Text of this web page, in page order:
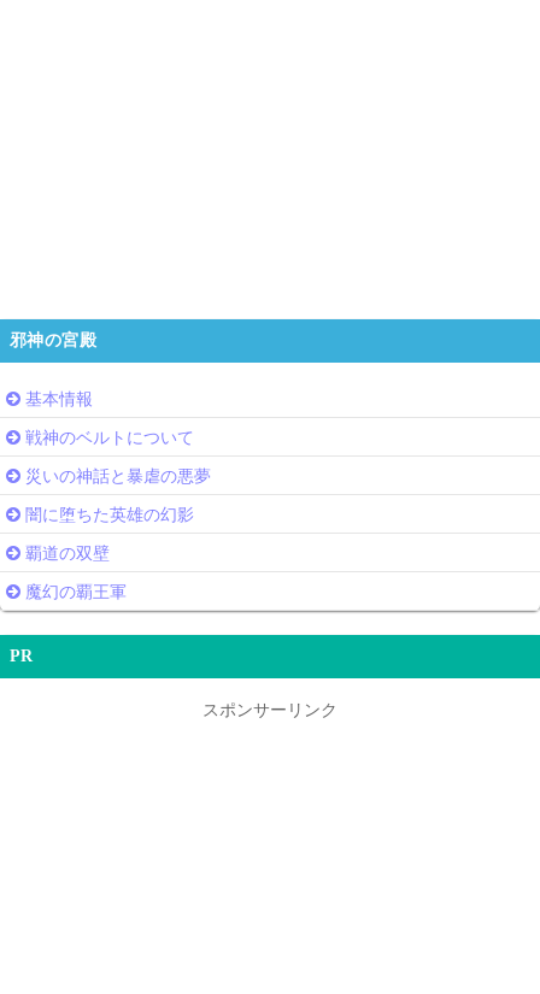
邪神の宮殿
基本情報
戦神のベルトについて
災いの神話と暴虐の悪夢
闇に堕ちた英雄の幻影
覇道の双壁
魔幻の覇王軍
PR
スポンサーリンク